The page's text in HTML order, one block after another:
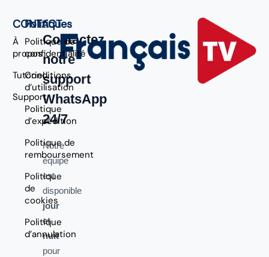
CONTACT
À
propos
Tutoriel
Support
Politiques
Politique de
confidentialité
Conditions
d’utilisation
Politique
d’expédition
Politique de
remboursement
Politique
de
cookies
Politique
d’annulation
Contactez
notre
support
WhatsApp
24/7
Notre
équipe
est
disponible
jour
et
nuit
pour